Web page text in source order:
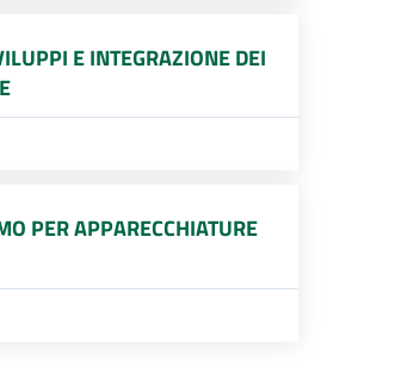
E INTEGRAZIONE DEI
PER APPARECCHIATURE